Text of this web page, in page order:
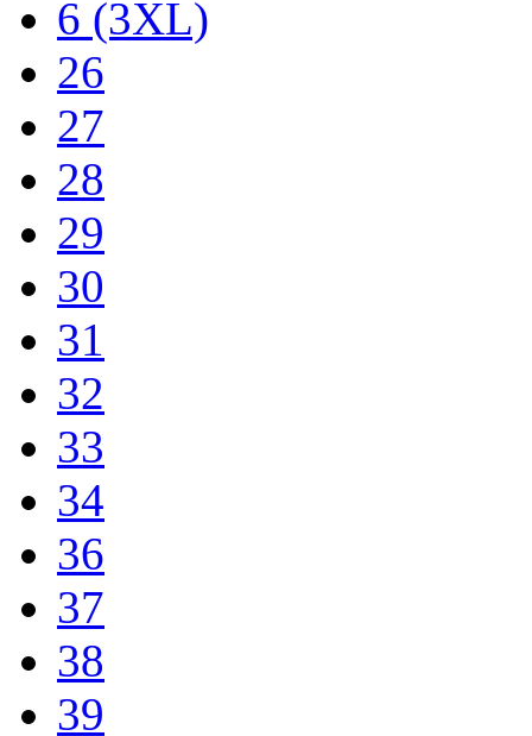
6 (3XL)
26
27
28
29
30
31
32
33
34
36
37
38
39